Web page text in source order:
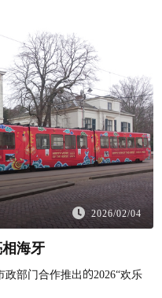
2026/02/04
海牙
部门合作推出的2026“欢乐